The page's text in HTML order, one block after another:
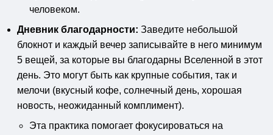
человеком.
Дневник благодарности: Заведите небольшой
блокнот и каждый вечер записывайте в него минимум
5 вещей, за которые вы благодарны Вселенной в этот
день. Это могут быть как крупные события, так и
мелочи (вкусный кофе, солнечный день, хорошая
новость, неожиданный комплимент).
Эта практика помогает фокусироваться на